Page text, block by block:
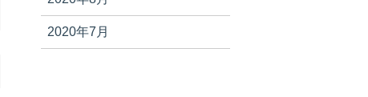
2020年7月